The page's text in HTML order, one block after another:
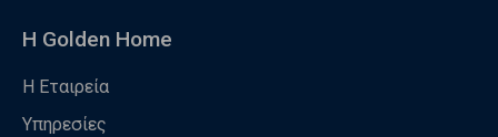
Η Golden Home
Η Εταιρεία
Υπηρεσίες